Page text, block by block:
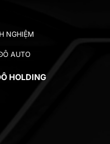
NGHIỆM
AUTO
HOLDING